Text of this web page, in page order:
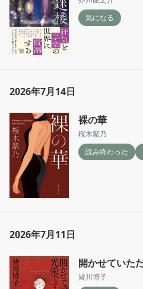
気になる
2026年7月14日
裸の華
桜木紫乃
読み終わった
2026年7月11日
開かせていた
皆川博子